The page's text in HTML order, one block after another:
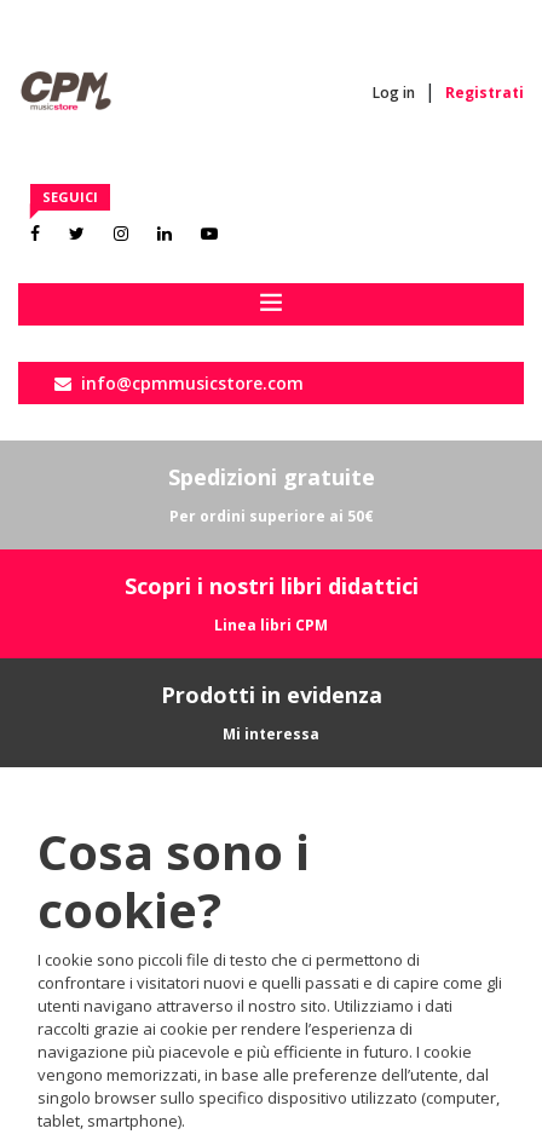
I miei ordini
Esci
Log in | Registrati
SEGUICI
info@cpmmusicstore.com
Spedizioni gratuite
Per ordini superiore ai 50€
Scopri i nostri libri didattici
Linea libri CPM
Prodotti in evidenza
Mi interessa
Cosa sono i
cookie?
I cookie sono piccoli file di testo che ci permettono di
confrontare i visitatori nuovi e quelli passati e di capire come gli
utenti navigano attraverso il nostro sito. Utilizziamo i dati
raccolti grazie ai cookie per rendere l’esperienza di
navigazione più piacevole e più efficiente in futuro. I cookie
vengono memorizzati, in base alle preferenze dell’utente, dal
singolo browser sullo specifico dispositivo utilizzato (computer,
tablet, smartphone).